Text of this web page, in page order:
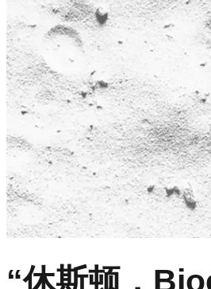
已
于
原
定
地
点
时
顺
抵
达
月
球。
“休斯顿，